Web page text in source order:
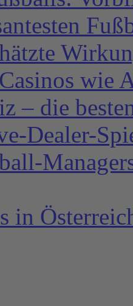
wie
– die
Dealer-
in